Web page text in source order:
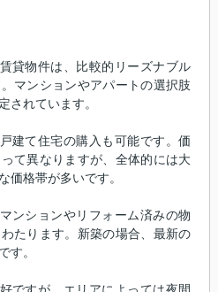
貸物件は、比較的リーズナブル
マンションやアパートの選択肢
されています。
建て住宅の購入も可能です。価
て異なりますが、全体的には大
価格帯が多いです。
ンションやリフォーム済みの物
たります。新築の場合、最新の
す。
ですが、エリアによっては夜間